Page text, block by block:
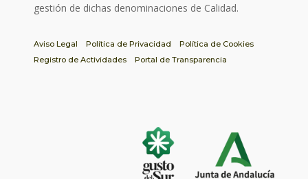
gestión de dichas denominaciones de Calidad.
Aviso Legal Política de Privacidad
Política de Cookies
Registro de Actividades
Portal de Transparencia